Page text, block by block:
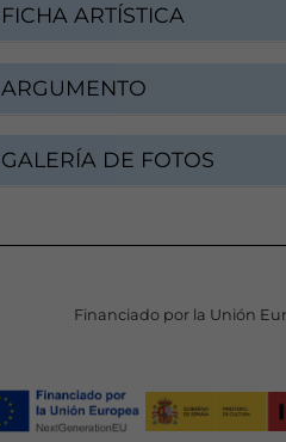
FICHA ARTÍSTICA
ARGUMENTO
GALERÍA DE FOTOS
Financiado por la Unión